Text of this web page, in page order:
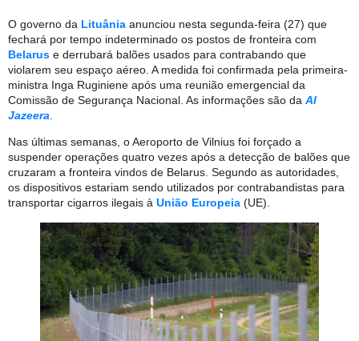
O governo da Lituânia anunciou nesta segunda-feira (27) que
fechará por tempo indeterminado os postos de fronteira com
Belarus e derrubará balões usados para contrabando que
violarem seu espaço aéreo. A medida foi confirmada pela primeira-
ministra Inga Ruginiene após uma reunião emergencial da
Comissão de Segurança Nacional. As informações são da Al
Jazeera
Nas últimas semanas, o Aeroporto de Vilnius foi forçado a
suspender operações quatro vezes após a detecção de balões que
cruzaram a fronteira vindos de Belarus. Segundo as autoridades,
os dispositivos estariam sendo utilizados por contrabandistas para
transportar cigarros ilegais à União Europeia (UE).